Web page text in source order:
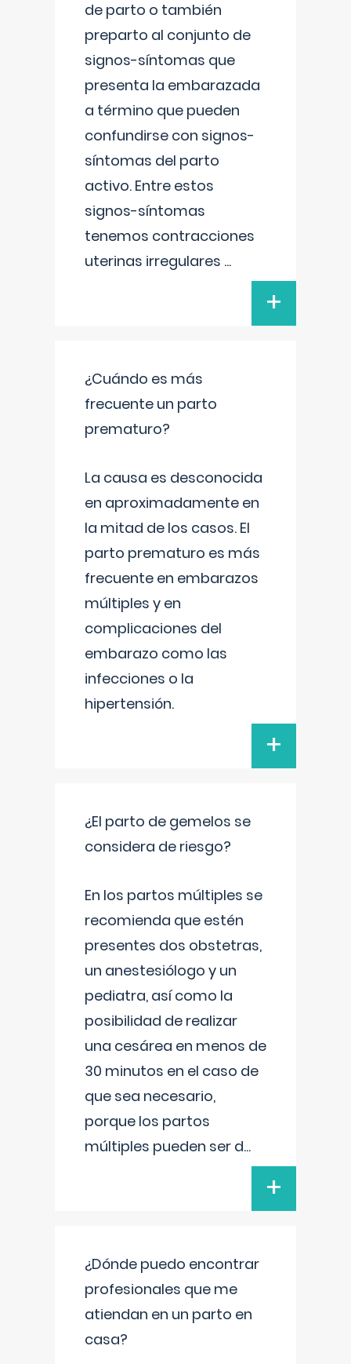
de parto o también
preparto al conjunto de
signos-síntomas que
presenta la embarazada
a término que pueden
confundirse con signos-
síntomas del parto
activo. Entre estos
signos-síntomas
tenemos contracciones
uterinas irregulares ...
+
¿Cuándo es más
frecuente un parto
prematuro?
La causa es desconocida
en aproximadamente en
la mitad de los casos. El
parto prematuro es más
frecuente en embarazos
múltiples y en
complicaciones del
embarazo como las
infecciones o la
hipertensión.
+
¿El parto de gemelos se
considera de riesgo?
En los partos múltiples se
recomienda que estén
presentes dos obstetras,
un anestesiólogo y un
pediatra, así como la
posibilidad de realizar
una cesárea en menos de
30 minutos en el caso de
que sea necesario,
porque los partos
múltiples pueden ser d...
+
¿Dónde puedo encontrar
profesionales que me
atiendan en un parto en
casa?